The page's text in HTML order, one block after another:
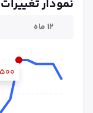
نمودار تغییرات
۱۲ ماه
۷۶٬۵۰۰